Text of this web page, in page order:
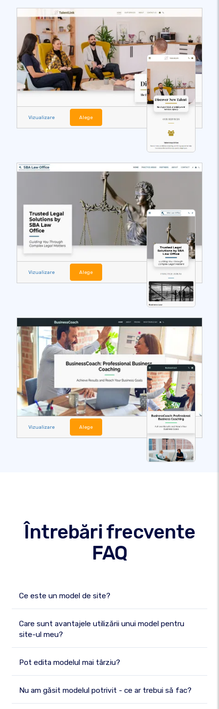
Vizualizare Alege
Vizualizare Alege
Vizualizare Alege
Întrebări frecvente
FAQ
Ce este un model de site?
Care sunt avantajele utilizării unui model pentru
site-ul meu?
Pot edita modelul mai târziu?
Nu am găsit modelul potrivit - ce ar trebui să fac?